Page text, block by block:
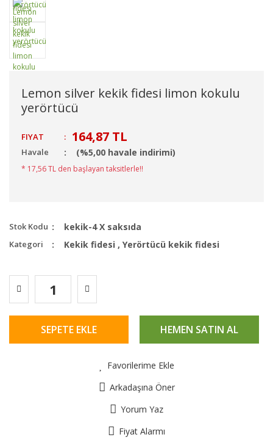
Lemon silver kekik fidesi limon kokulu
yerörtücü
FIYAT : 164,87 TL
Havale (%5,00 havale indirimi)
* 17,56 TL den başlayan taksitlerle!!
Stok Kodu kekik-4 X saksıda
Kategori Kekik fidesi , Yerörtücü kekik fidesi
SEPETE EKLE HEMEN SATIN AL
Favorilerime Ekle
Arkadaşına Öner
Yorum Yaz
Fiyat Alarmı